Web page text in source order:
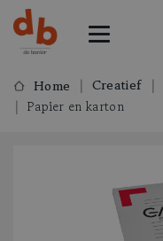
Home Creatief
Papier en karton